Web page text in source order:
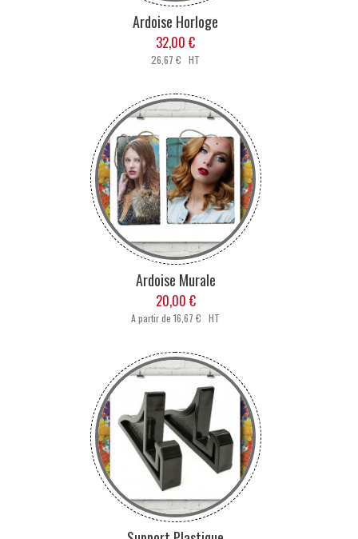
Ardoise Horloge
32,00 €
26,67 € HT
Ardoise Murale
20,00 €
A partir de16,67 € HT